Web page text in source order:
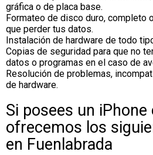
gráfica o de placa base.
Formateo de disco duro, completo
que perder tus datos.
Instalación de hardware de todo
Copias de seguridad para que no
datos o programas en el caso de
Resolución de problemas,
de hardware.
Si posees un iPhone
ofrecemos los
en Fuenlabrada